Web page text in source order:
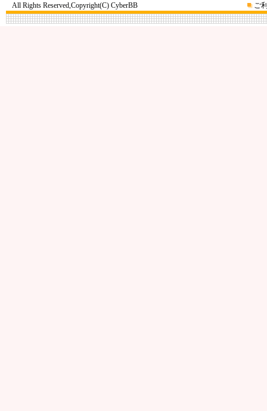
All Rights Reserved,Copyright(C) CyberBB ご